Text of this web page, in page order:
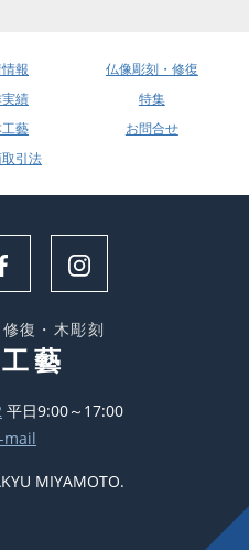
報
仏像彫刻・修復
績
特集
藝
お問合せ
引法
復・木彫刻
藝
平日9:00～17:00
mail
MIYAMOTO.